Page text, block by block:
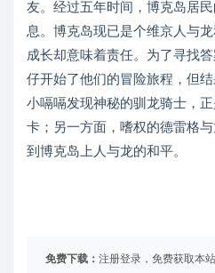
友。经过五年时间，博克岛居
息。博克岛现已是个维京人与
成长却意味着责任。为了寻找
仔开始了他们的冒险旅程，但
小嗝嗝发现神秘的驯龙骑士，
卡；另一方面，嗜权的德雷格
到博克岛上人与龙的和平。
免费下载： 注册登录，免费获取本